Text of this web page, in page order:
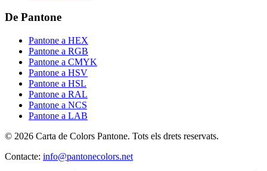
De Pantone
Pantone a HEX
Pantone a RGB
Pantone a CMYK
Pantone a HSV
Pantone a HSL
Pantone a RAL
Pantone a NCS
Pantone a LAB
© 2026 Carta de Colors Pantone. Tots els drets reservats.
Contacte: info@pantonecolors.net